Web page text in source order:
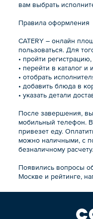
вам выбрать
Правила оформления
CATERY – онлайн
пользоваться. Для
• пройти
• перейти в каталог и
• отобрать
• добавить блюда в
• указать детали
После завершения,
мобильный телефон.
привезет еду.
можно наличными, с
безналичному расчету.
Появились вопросы
Москве и рейтинге,